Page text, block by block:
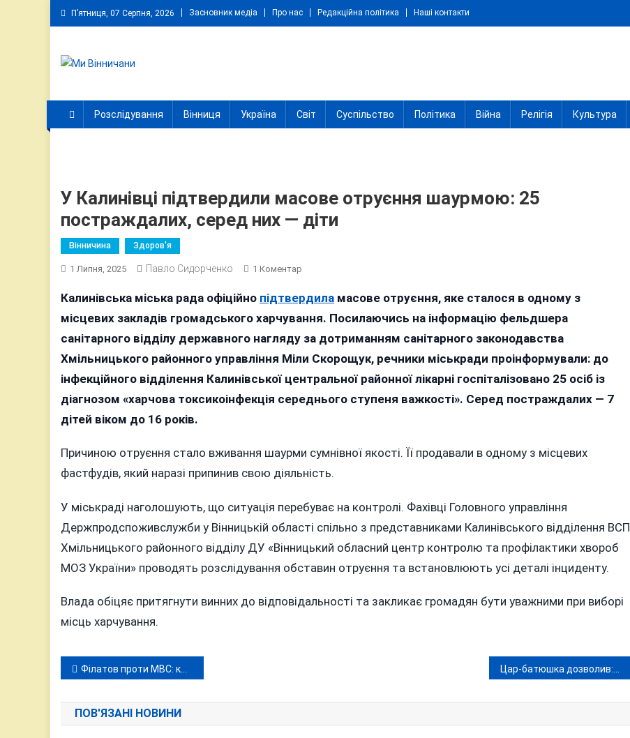
Skip
to
П’ятниця, 07 Серпня, 2026 Засновник медіа Про нас Редакційна політика Наші контакти
Розслідування Вінниця Україна Світ Суспільство Політика Війна Релігія Культура
У Калинівці підтвердили масове отруєння шаурмою: 25
постраждалих, серед них — діти
Вінничина Здоров'я
1 Липня, 2025 Павло Сидорченко 1 Коментар
Калинівці
Підтвердили
Шаурмою:
25
Постраждалих,
Діти
Калинівська міська рада офіційно підтвердила масове отруєння, яке сталося в одному з
місцевих закладів громадського харчування. Посилаючись на інформацію фельдшера
санітарного відділу державного нагляду за дотриманням санітарного законодавства
Хмільницького районного управління Міли Скорощук, речники міськради проінформували: до
інфекційного відділення Калинівської центральної районної лікарні госпіталізовано 25 осіб із
діагнозом «харчова токсикоінфекція середнього ступеня важкості». Серед постраждалих — 7
дітей віком до 16 років.
Причиною отруєння стало вживання шаурми сумнівної якості. Її продавали в одному з місцевих
фастфудів, який наразі припинив свою діяльність.
У міськраді наголошують, що ситуація перебуває на контролі. Фахівці Головного управління
Держпродспоживслужби у Вінницькій області спільно з представниками Калинівського відділення ВСП
Хмільницького районного відділу ДУ «Вінницький обласний центр контролю та профілактики хвороб
МОЗ України» проводять розслідування обставин отруєння та встановлюють усі деталі інциденту.
Влада обіцяє притягнути винних до відповідальності та закликає громадян бути уважними при виборі
місць харчування.
Навігація
записів
Філатов проти МВС: конфлікт навколо «розстрільного списку» підозрюваного у вбивстві Фаріон
ПОВ'ЯЗАНІ НОВИНИ